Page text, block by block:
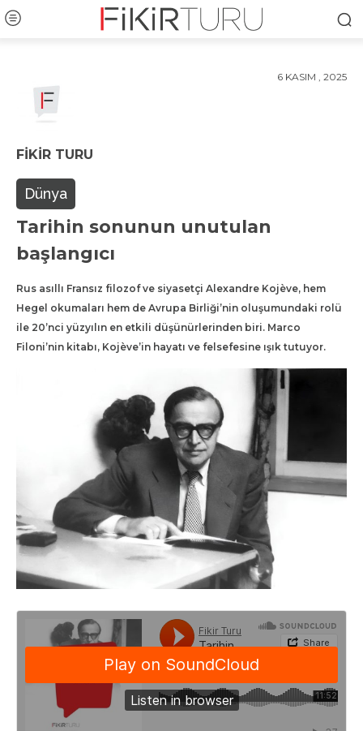
6 KASIM , 2025
FIKIR TURU
Dünya
Tarihin sonunun unutulan
başlangıcı
Rus asıllı Fransız filozof ve siyasetçi Alexandre Kojève, hem
Hegel okumaları hem de Avrupa Birliği’nin oluşumundaki rolü
ile 20’nci yüzyılın en etkili düşünürlerinden biri. Marco
Filoni’nin kitabı, Kojève’in hayatı ve felsefesine ışık tutuyor.